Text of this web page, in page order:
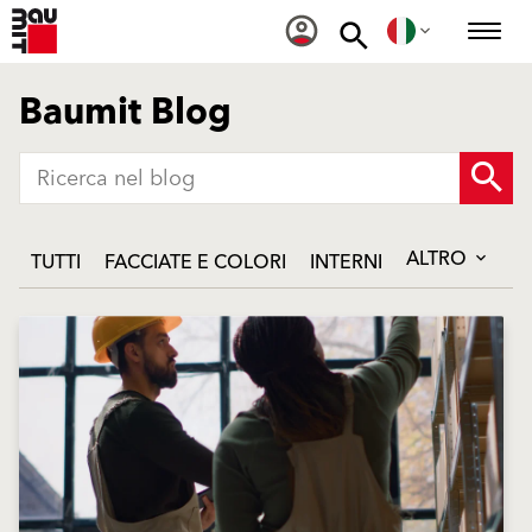
Baumit Blog
TUTTI FACCIATE E COLORI INTERNI ALTRO